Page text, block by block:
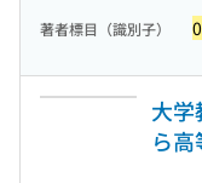
著者標目（識別子）
大学
ら